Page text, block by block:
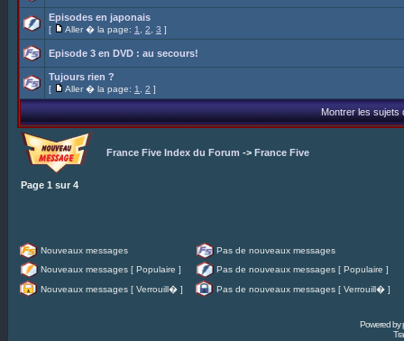
Episodes en japonais
[ Aller � la page: 1 2 3 ]
Episode 3 en DVD : au secours!
Tujours rien ?
[ Aller � la page: 1 2 ]
Montrer les sujets
France Five Index du Forum -> France Five
Page 1 sur 4
Nouveaux messages
Pas de nouveaux messages
Nouveaux messages [ Populaire ]
Pas de nouveaux messages [ Populaire ]
Nouveaux messages [ Verrouill� ]
Pas de nouveaux messages [ Verrouill� ]
Powered by